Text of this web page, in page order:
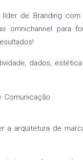
de Branding
omnichannel para
dados,
Comunicação
a arquitetura de